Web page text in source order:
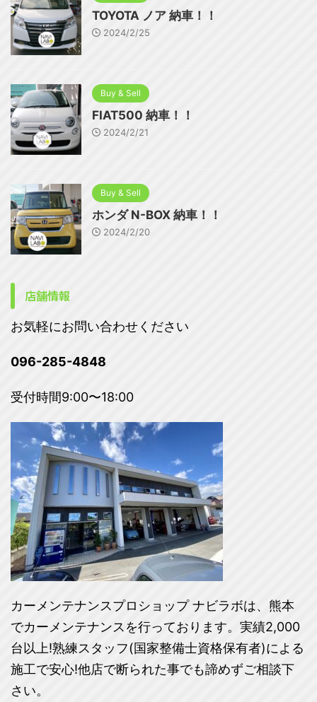
TOYOTA ノア 納車！！
2024/2/25
Buy & Sell
FIAT500 納車！！
2024/2/21
Buy & Sell
ホンダ N-BOX 納車！！
2024/2/20
店舗情報
お気軽にお問い合わせください
096-285-4848
受付時間9:00〜18:00
カーメンテナンスプロショップ ナビラボは、熊本
でカーメンテナンスを行っております。実績2,000
台以上!熟練スタッフ(国家整備士資格保有者)による
施工で安心!他店で断られた事でも諦めずご相談下
さい。